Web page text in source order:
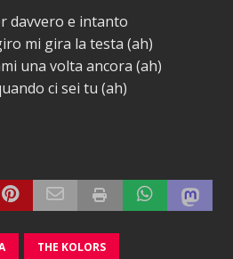
davvero e intanto
mi gira la testa (ah)
una volta ancora (ah)
ci sei tu (ah)
THE KOLORS